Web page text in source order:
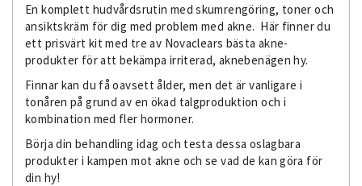
En komplett hudvårdsrutin med skumrengöring, toner och
ansiktskräm för dig med problem med akne. Här finner du
ett prisvärt kit med tre av Novaclears bästa akne-
produkter för att bekämpa irriterad, aknebenägen hy.
Finnar kan du få oavsett ålder, men det är vanligare i
tonåren på grund av en ökad talgproduktion och i
kombination med fler hormoner.
Börja din behandling idag och testa dessa oslagbara
produkter i kampen mot akne och se vad de kan göra för
din hy!